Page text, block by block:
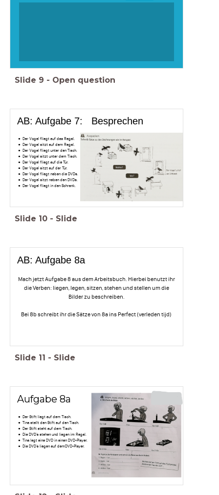
Slide 9 - Open question
AB: Aufgabe 7: Besprechen
Der Vogel fliegt auf das Regal.
Der Vogel sitzt auf dem Regal.
Der Vogel fliegt unter den Tisch.
Der Vogel sitzt unter dem Tisch.
Der Vogel fliegt auf die Tür.
Der Vogel sitzt auf der Tür.
Der Vogel fliegt neben die DVDs.
Der Vogel sitzt neben den DVDs.
Der Vogel fliegt in den Schrank.
Slide 10 - Slide
AB: Aufgabe 8a
Mach jetzt Aufgabe 8 aus dem Arbeitsbuch. Hierbei benutzt ihr
die Verben: liegen, legen, sitzen, stehen und stellen um die
Bilder zu beschreiben.
Bei 8b schreibt ihr die Sätze von 8a ins Perfect (verleden tijd)
Slide 11 - Slide
Aufgabe 8a
Der Stift liegt auf dem Tisch.
Tina stellt den Stift auf den Tisch.
Der Stift steht auf dem Tisch.
Die DVD’s stehen und liegen im Regal.
Tina legt eine DVD in einen DVD-Player.
Die DVD’s liegen auf demDVD-Player.